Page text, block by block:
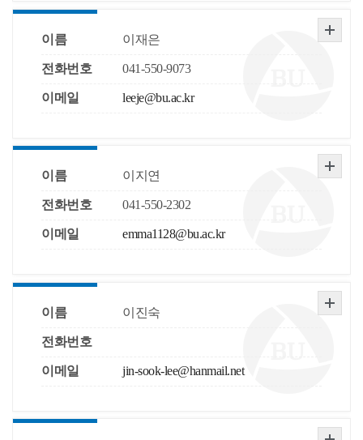
이름 이재은
전화번호 041-550-9073
이메일 leeje@bu.ac.kr
이름 이지연
전화번호 041-550-2302
이메일 emma1128@bu.ac.kr
이름 이진숙
전화번호
이메일 jin-sook-lee@hanmail.net